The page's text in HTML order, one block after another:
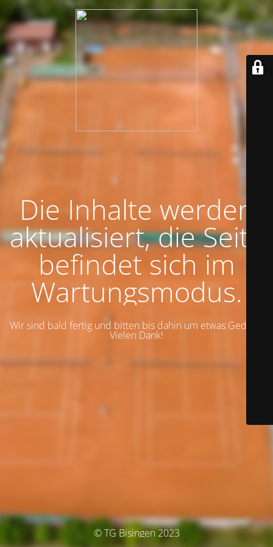
Die Inhalte werden
aktualisiert, die Seite
befindet sich im
Wartungsmodus.
Wir sind bald fertig und bitten bis dahin um etwas Geduld.
Vielen Dank!
© TG Bisingen 2023